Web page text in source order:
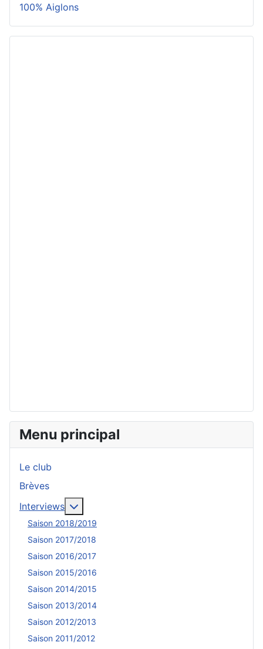
100% Aiglons
Menu principal
Le club
Brèves
Interviews
Saison 2018/2019
Saison 2017/2018
Saison 2016/2017
Saison 2015/2016
Saison 2014/2015
Saison 2013/2014
Saison 2012/2013
Saison 2011/2012